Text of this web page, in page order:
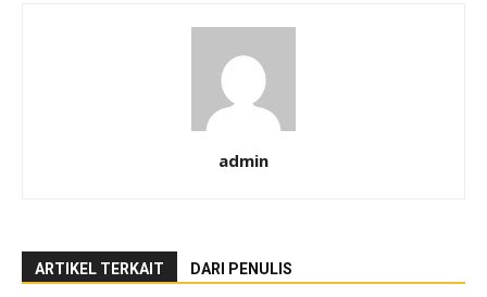
admin
ARTIKEL TERKAIT DARI PENULIS